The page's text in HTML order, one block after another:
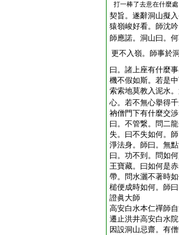
打一棒了去意在什麼處
契旨。遂辭洞山擬
猿嶺峻好看。師沈
師應諾。洞山曰。
更不入嶺。師事於
曰。諸上座有什麼
機不假如斯。若是
索索地莫教入泥水
心。若不無心擧得
衲僧門下有什麼交
曰。不管繋。問二
失。曰不失如何。
淨法身。師曰。無
曰。功不到。問如
王寶藏。曰如何是
帶。問水灑不著時
槌便成時如何。師
證眞大師
高安白水本仁禪師
遷止洪井高安白水
因設洞山忌齋。有